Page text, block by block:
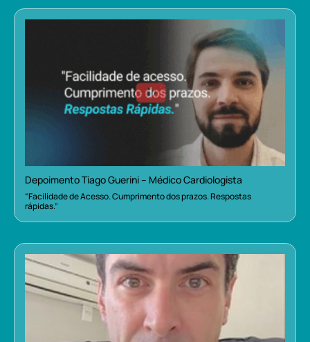
Depoimento Tiago Guerini – Médico Cardiologista
“Facilidade de Acesso. Cumprimento dos prazos. Respostas
rápidas.”